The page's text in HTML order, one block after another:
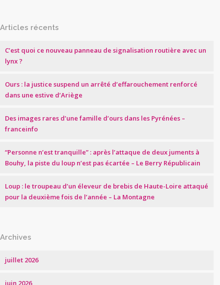
Articles récents
C’est quoi ce nouveau panneau de signalisation routière avec un
lynx ?
Ours : la justice suspend un arrêté d’effarouchement renforcé
dans une estive d’Ariège
Des images rares d’une famille d’ours dans les Pyrénées –
franceinfo
“Personne n’est tranquille” : après l’attaque de deux juments à
Bouhy, la piste du loup n’est pas écartée – Le Berry Républicain
Loup : le troupeau d’un éleveur de brebis de Haute-Loire attaqué
pour la deuxième fois de l’année – La Montagne
Archives
juillet 2026
juin 2026